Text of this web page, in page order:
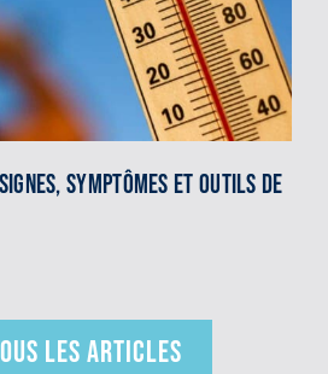
symptômes et outils de
LES ARTICLES